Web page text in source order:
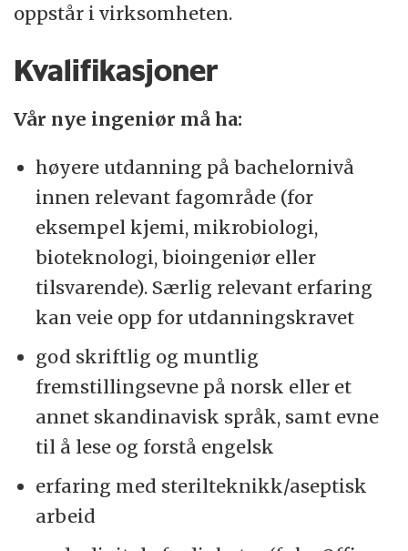
oppstår i virksomheten.
Kvalifikasjoner
Vår nye ingeniør må ha:
høyere utdanning på bachelornivå
innen relevant fagområde (for
eksempel kjemi, mikrobiologi,
bioteknologi, bioingeniør eller
tilsvarende). Særlig relevant erfaring
kan veie opp for utdanningskravet
god skriftlig og muntlig
fremstillingsevne på norsk eller et
annet skandinavisk språk, samt evne
til å lese og forstå engelsk
erfaring med sterilteknikk/aseptisk
arbeid